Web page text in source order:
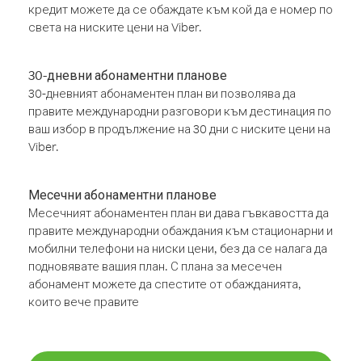
кредит можете да се обаждате към кой да е номер по
света на ниските цени на Viber.
30-дневни абонаментни планове
30-дневният абонаментен план ви позволява да
правите международни разговори към дестинация по
ваш избор в продължение на 30 дни с ниските цени на
Viber.
Месечни абонаментни планове
Месечният абонаментен план ви дава гъвкавостта да
правите международни обаждания към стационарни и
мобилни телефони на ниски цени, без да се налага да
подновявате вашия план. С плана за месечен
абонамент можете да спестите от обажданията,
които вече правите